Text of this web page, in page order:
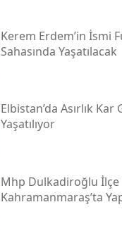
Kerem Erdem’in İsmi
Sahasında Yaşatılacak
Elbistan’da Asırlık Kar
Yaşatılıyor
Mhp Dulkadiroğlu İlçe
Kahramanmaraş’ta